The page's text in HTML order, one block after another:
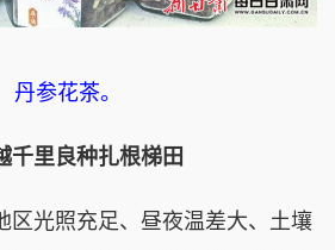
丹参花茶。
千里良种扎根梯田
光照充足、昼夜温差大、土壤